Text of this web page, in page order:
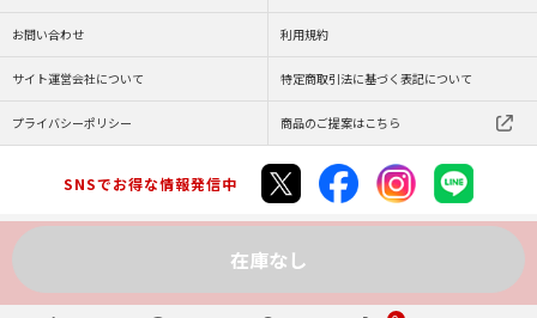
在庫なし
お問い合わせ 利用規約
サイト運営会社について 特定商取引法に基づく表記について
プライバシーポリシー 商品のご提案はこちら
SNSでお得な情報発信中